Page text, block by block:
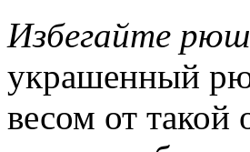
Избегайте
украшенный
весом от такой